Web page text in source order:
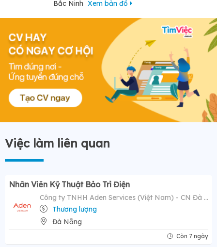
Bắc Ninh Xem bản đồ
Việc làm liên quan
Nhân Viên Kỹ Thuật Bảo Trì Điện
Công ty TNHH Aden Services (Việt Nam) - CN Đà Nẵng
Thương lượng
Đà Nẵng
Còn 7 ngày